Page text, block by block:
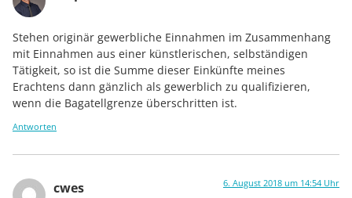
Stehen originär gewerbliche Einnahmen im Zusammenhang
mit Einnahmen aus einer künstlerischen, selbständigen
Tätigkeit, so ist die Summe dieser Einkünfte meines
Erachtens dann gänzlich als gewerblich zu qualifizieren,
wenn die Bagatellgrenze überschritten ist.
Antworten
cwes 6. August 2018 um 14:54 Uhr